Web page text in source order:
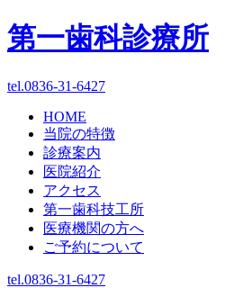
第一歯科診療所
tel.0836-31-6427
HOME
当院の特徴
診療案内
医院紹介
アクセス
第一歯科技工所
医療機関の方へ
ご予約について
tel.0836-31-6427